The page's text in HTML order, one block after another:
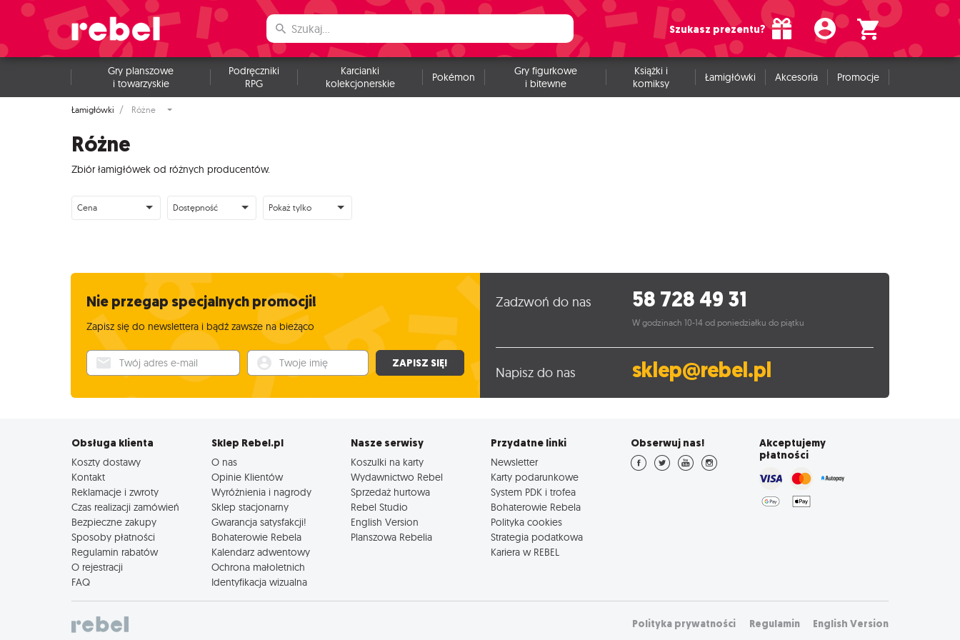
Szukasz prezentu?
Gry planszowe
i towarzyskie
Podręczniki
RPG
Karcianki
kolekcjonerskie
Pokémon
Gry figurkowe
i bitewne
Książki i
komiksy
Łamigłówki Akcesoria Promocje
Łamigłówki Różne
Różne
Zbiór łamigłówek od różnych producentów.
Cena Dostępność Pokaż tylko
Nie przegap specjalnych promocji!
Zapisz się do newslettera i bądź zawsze na bieżąco
Twój adres e-mail Twoje imię ZAPISZ SIĘ!
Zadzwoń do nas 58 728 49 31
W godzinach 10-14 od poniedziałku do piątku
Napisz do nas sklep@rebel.pl
Obsługa klienta
Koszty dostawy
Kontakt
Reklamacje i zwroty
Czas realizacji zamówień
Bezpieczne zakupy
Sposoby płatności
Regulamin rabatów
O rejestracji
FAQ
Sklep Rebel.pl
O nas
Opinie Klientów
Wyróżnienia i nagrody
Sklep stacjonarny
Gwarancja satysfakcji!
Bohaterowie Rebela
Kalendarz adwentowy
Ochrona małoletnich
Identyfikacja wizualna
Nasze serwisy
Koszulki na karty
Wydawnictwo Rebel
Sprzedaż hurtowa
Rebel Studio
English Version
Planszowa Rebelia
Przydatne linki
Newsletter
Karty podarunkowe
System PDK i trofea
Bohaterowie Rebela
Polityka cookies
Strategia podatkowa
Kariera w REBEL
Obserwuj nas!
Akceptujemy
płatności
Polityka prywatności Regulamin English Version